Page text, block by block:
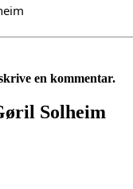
en kommentar.
Solheim